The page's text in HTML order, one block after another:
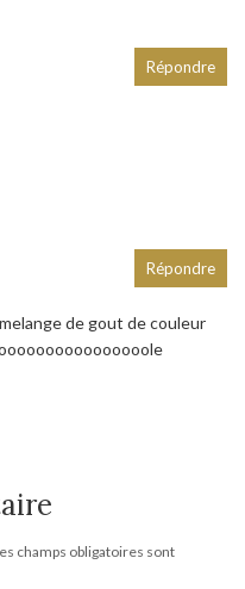
Répondre
de gout de couleur
Répondre
champs obligatoires sont